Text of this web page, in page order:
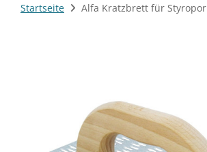
Startseite Alfa Kratzbrett für Styropor